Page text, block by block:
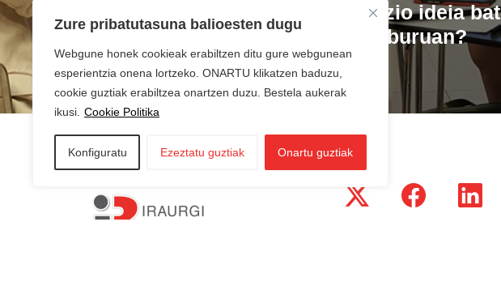
Zure pribatutasuna balioesten dugu
Webgune honek cookieak erabiltzen ditu gure webgunean
esperientzia onena lortzeko. ONARTU klikatzen baduzu,
cookie guztiak erabiltzea onartzen duzu. Bestela aukerak
ikusi. Cookie Politika
Konfiguratu Ezeztatu guztiak Onartu guztiak
Negozio ideia bat
duzu buruan?